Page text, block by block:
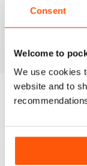
Consent
Welcome to
We use cookies
website and to
Greetings from
Excellent